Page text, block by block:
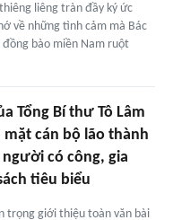
liêng tràn đầy ký ức
về những tình cảm mà Bác
đồng bào miền Nam ruột
Tổng Bí thư Tô Lâm
mặt cán bộ lão thành
có công, gia
tiêu biểu
trọng giới thiệu toàn văn bài